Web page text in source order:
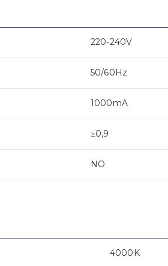
220-240V
50/60Hz
1000mA
≥0,9
NO
4000K